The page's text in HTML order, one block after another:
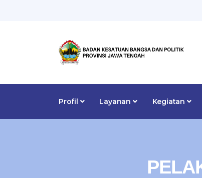
Profil Layanan Kegiatan